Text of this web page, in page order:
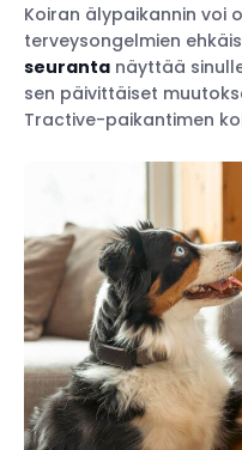
Koiran älypaikannin voi
terveysongelmien
seuranta näyttää
sen päivittäiset
Tractive-paikantimen